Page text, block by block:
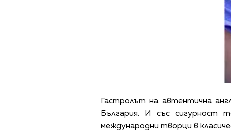
Гастролът на автентична
България. И със сигурност
международни творци в